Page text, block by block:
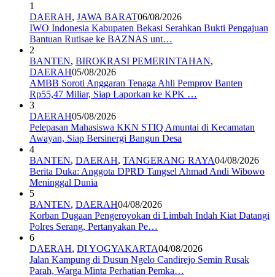
1
DAERAH, JAWA BARAT06/08/2026
IWO Indonesia Kabupaten Bekasi Serahkan Bukti Pengajuan
Bantuan Rutisae ke BAZNAS unt…
2
BANTEN, BIROKRASI PEMERINTAHAN,
DAERAH05/08/2026
AMBB Soroti Anggaran Tenaga Ahli Pemprov Banten
Rp55,47 Miliar, Siap Laporkan ke KPK …
3
DAERAH05/08/2026
Pelepasan Mahasiswa KKN STIQ Amuntai di Kecamatan
Awayan, Siap Bersinergi Bangun Desa
4
BANTEN, DAERAH, TANGERANG RAYA04/08/2026
Berita Duka: Anggota DPRD Tangsel Ahmad Andi Wibowo
Meninggal Dunia
5
BANTEN, DAERAH04/08/2026
Korban Dugaan Pengeroyokan di Limbah Indah Kiat Datangi
Polres Serang, Pertanyakan Pe…
6
DAERAH, DI YOGYAKARTA04/08/2026
Jalan Kampung di Dusun Ngelo Candirejo Semin Rusak
Parah, Warga Minta Perhatian Pemka…